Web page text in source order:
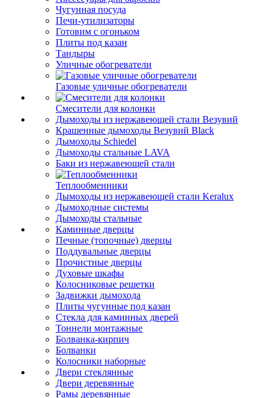
Чугунная посуда
Печи-утилизаторы
Готовим с огоньком
Плиты под казан
Тандыры
Уличные обогреватели
Газовые уличные обогреватели
Смесители для колонки
Дымоходы из нержавеющей стали Везувий
Крашенные дымоходы Везувий Black
Дымоходы Schiedel
Дымоходы стальные LAVA
Баки из нержавеющей стали
Теплообменники
Дымоходы из нержавеющей стали Keralux
Дымоходные системы
Дымоходы стальные
Каминные дверцы
Печные (топочные) дверцы
Поддувальные дверцы
Прочистные дверцы
Духовые шкафы
Колосниковые решетки
Задвижки дымохода
Плиты чугунные под казан
Стекла для каминных дверей
Тоннели монтажные
Болванка-кирпич
Болванки
Колосники наборные
Двери стеклянные
Двери деревянные
Рамы деревянные